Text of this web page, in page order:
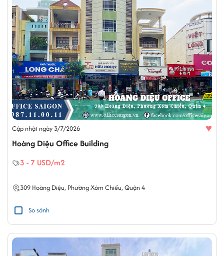
Cập nhật ngày 3/7/2026 ♥
Hoàng Diệu Office Building
3 - 7 USD/m2
309 Hoàng Diệu, Phường Xóm Chiếu, Quận 4
So sánh